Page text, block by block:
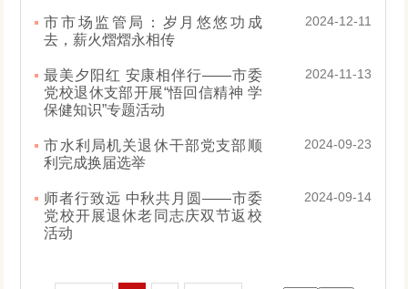
2024-12-11
市市场监管局：岁月悠悠功成
去，薪火熠熠永相传
2024-11-13
最美夕阳红 安康相伴行——市委
党校退休支部开展“悟回信精神 学
保健知识”专题活动
2024-09-23
市水利局机关退休干部党支部顺
利完成换届选举
2024-09-14
师者行致远 中秋共月圆——市委
党校开展退休老同志庆双节返校
活动